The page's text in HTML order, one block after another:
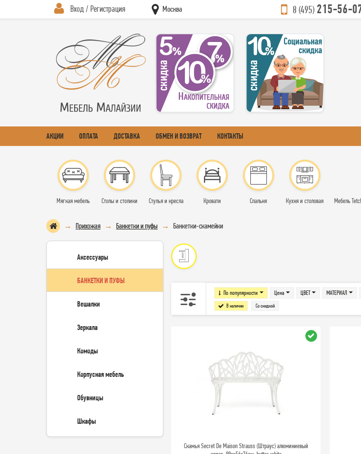
Вход / Регистрация Москва 8 (495)215-56-
АКЦИИ ОПЛАТА ДОСТАВКА ОБМЕН И ВОЗВРАТ КОНТАКТЫ
Мягкая мебель Столы и столики Стулья и кресла Кровати Спальня Кухня и столовая Мебель
Прихожая Банкетки и пуфы Банкетки-скамейки
Аксессуары
БАНКЕТКИ И ПУФЫ
Вешалки
Зеркала
Комоды
Корпусная мебель
Обувницы
Шкафы
По популярности Цена
В наличии Со скидкой
ЦВЕТ МАТЕРИАЛ
Скамья Secret De Maison Strauss (Штраус) алюминиевый